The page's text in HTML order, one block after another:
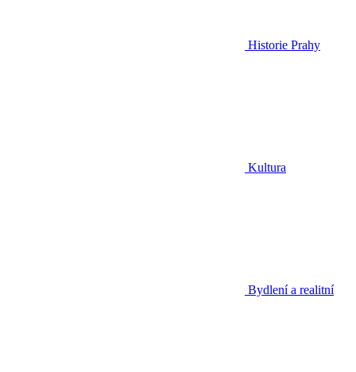
Historie Prahy
Kultura
Bydlení a realitní